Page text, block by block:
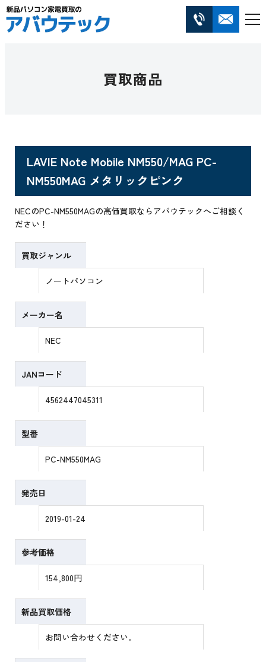
買取商品
LAVIE Note Mobile NM550/MAG PC-
NM550MAG メタリックピンク
NECのPC-NM550MAGの高価買取ならアバウテックへご相談く
ださい！
買取ジャンル
ノートパソコン
メーカー名
NEC
JANコード
4562447045311
型番
PC-NM550MAG
発売日
2019-01-24
参考価格
154,800円
新品買取価格
お問い合わせください。